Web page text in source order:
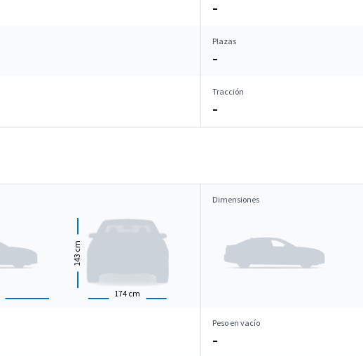
–
Plazas
–
Tracción
–
174 cm
143
cm
Dimensiones
Peso en vacío
–